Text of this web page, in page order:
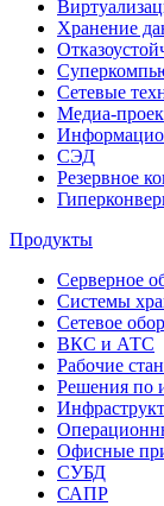
Хранение
Сетевые
Медиа-
СЭД
Резервное
Продукты
Серверное
Системы
Сетевое
ВКС и АТС
Рабочие
Решения по
Офисные
СУБД
САПР